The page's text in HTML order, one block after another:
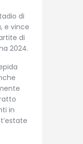
di
e vince
di
2024.
in